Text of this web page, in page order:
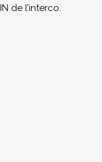
de l’interco.